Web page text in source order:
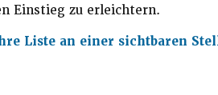
Einstieg zu erleichtern.
Liste an einer sichtbaren